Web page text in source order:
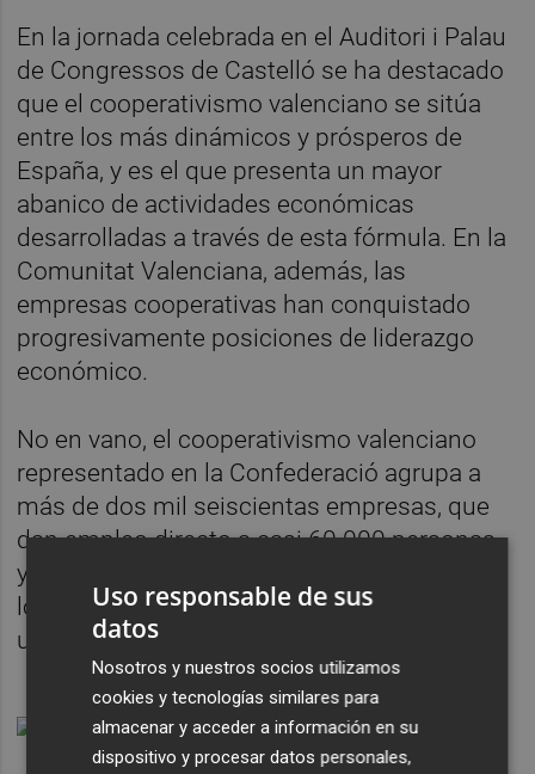
En la jornada celebrada en el Auditori i Palau
de Congressos de Castelló se ha destacado
que el cooperativismo valenciano se sitúa
entre los más dinámicos y prósperos de
España, y es el que presenta un mayor
abanico de actividades económicas
desarrolladas a través de esta fórmula. En la
Comunitat Valenciana, además, las
empresas cooperativas han conquistado
progresivamente posiciones de liderazgo
económico.
No en vano, el cooperativismo valenciano
representado en la Confederació agrupa a
más de dos mil seiscientas empresas, que
dan empleo directo a casi 60.000 personas,
y con un volumen de ventas total cercano a
los 8.000 millones de euros, lo que supone
un 7,1% del PIB autonómico.
Uso responsable de sus
datos
Nosotros y nuestros socios utilizamos
cookies y tecnologías similares para
almacenar y acceder a información en su
dispositivo y procesar datos personales,